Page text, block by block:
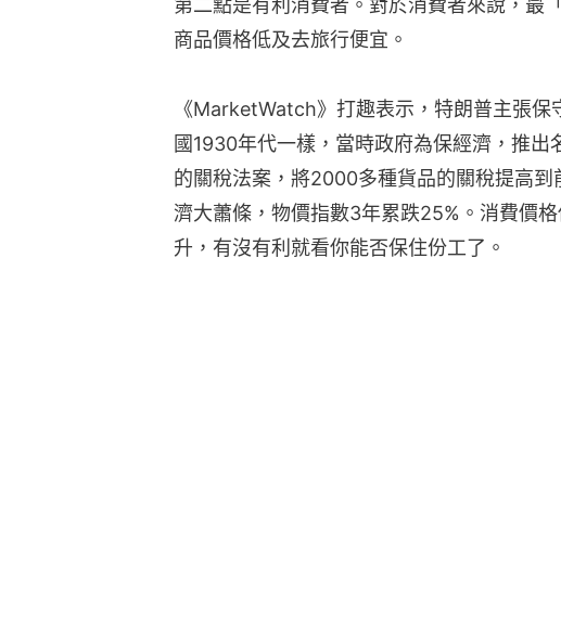
商品價格低及去旅行便宜。
《MarketWatch》打趣表示，特朗普主張
國1930年代一樣，當時政府為保經濟，推
的關稅法案，將2000多種貨品的關稅提高
濟大蕭條，物價指數3年累跌25%。消費價
升，有沒有利就看你能否保住份工了。